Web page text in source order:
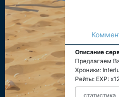
Описание
Предлагаем
Хроники:
Рейты: EXP:
статистика